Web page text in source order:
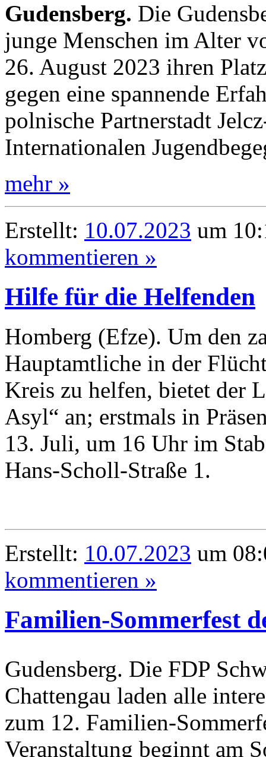
Gudensberg. Die
junge Menschen im Alter
26. August 2023 ihren
gegen eine spannende
polnische Partnerstadt
Internationalen
mehr »
Erstellt: 10.07.2023 um
kommentieren »
Hilfe für die Helfenden
Homberg (Efze). Um den
Hauptamtliche in der
Kreis zu helfen, bietet der
Asyl“ an; erstmals in
13. Juli, um 16 Uhr im
Hans-Scholl-Straße 1.
Erstellt: 10.07.2023 um
kommentieren »
Familien-Sommerfest
Gudensberg. Die FDP
Chattengau laden alle
zum 12. Familien-
Veranstaltung beginnt am